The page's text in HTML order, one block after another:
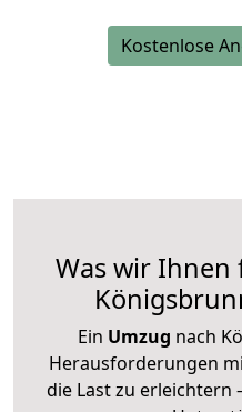
Kostenlose
Was wir
Ein Umzug nach
Herausforderungen
die Last zu erleichtern